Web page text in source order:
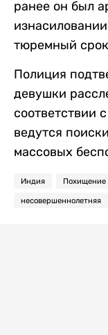
ранее он был
тюремный
Полиция
девушки
соответствии
ведутся
массовых
Индия Похищение
несовершеннолетняя